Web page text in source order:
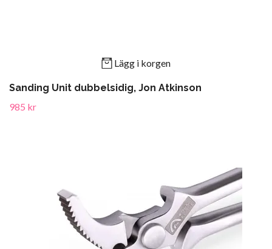
Lägg i korgen
Sanding Unit dubbelsidig, Jon Atkinson
985 kr